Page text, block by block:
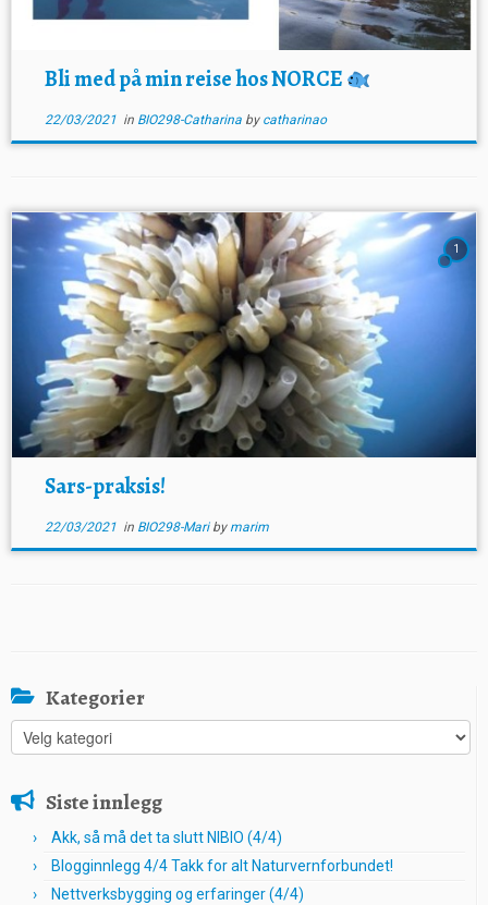
Bli med på min reise hos NORCE
22/03/2021in BIO298-Catharina by catharinao
1
Sars-praksis!
22/03/2021in BIO298-Mari by marim
Kategorier
Kategorier
Siste innlegg
Akk, så må det ta slutt NIBIO (4/4)
Blogginnlegg 4/4 Takk for alt Naturvernforbundet!
Nettverksbygging og erfaringer (4/4)